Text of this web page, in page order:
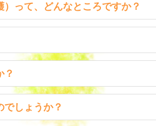
って、どんなところですか？
必要とされる方が、多くの高齢者の方々と
する施設です。 入浴や食事、体操・レクリ
になります。
？
で施設のご紹介をさせていただきます。
験利用も可能です。
でしょうか？